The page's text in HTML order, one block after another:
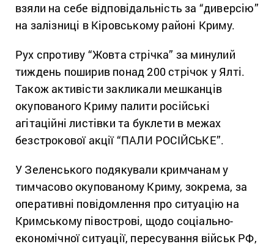
взяли на себе відповідальність за “диверсію”
на залізниці в Кіровському районі Криму.
Рух спротиву “Жовта стрічка” за минулий
тиждень поширив понад 200 стрічок у Ялті.
Також активісти закликали мешканців
окупованого Криму палити російські
агітаційні листівки та буклети в межах
безстрокової акції “ПАЛИ РОСІЙСЬКЕ”.
У Зеленського подякували кримчанам у
тимчасово окупованому Криму, зокрема, за
оперативні повідомлення про ситуацію на
Кримському півострові, щодо соціально-
економічної ситуації, пересування військ РФ,